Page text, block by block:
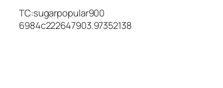
TC:sugarpopular900
6984c222647903.97352138